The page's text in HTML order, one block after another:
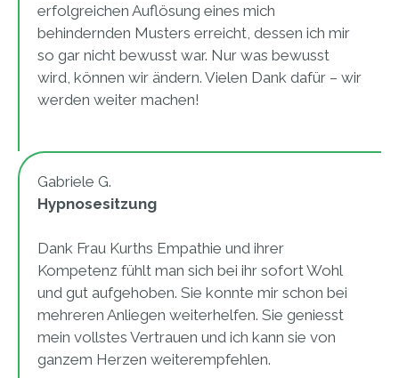
erfolgreichen Auflösung eines mich
behindernden Musters erreicht, dessen ich mir
so gar nicht bewusst war. Nur was bewusst
wird, können wir ändern. Vielen Dank dafür – wir
werden weiter machen!
Gabriele G.
Hypnosesitzung
Dank Frau Kurths Empathie und ihrer
Kompetenz fühlt man sich bei ihr sofort Wohl
und gut aufgehoben. Sie konnte mir schon bei
mehreren Anliegen weiterhelfen. Sie geniesst
mein vollstes Vertrauen und ich kann sie von
ganzem Herzen weiterempfehlen.